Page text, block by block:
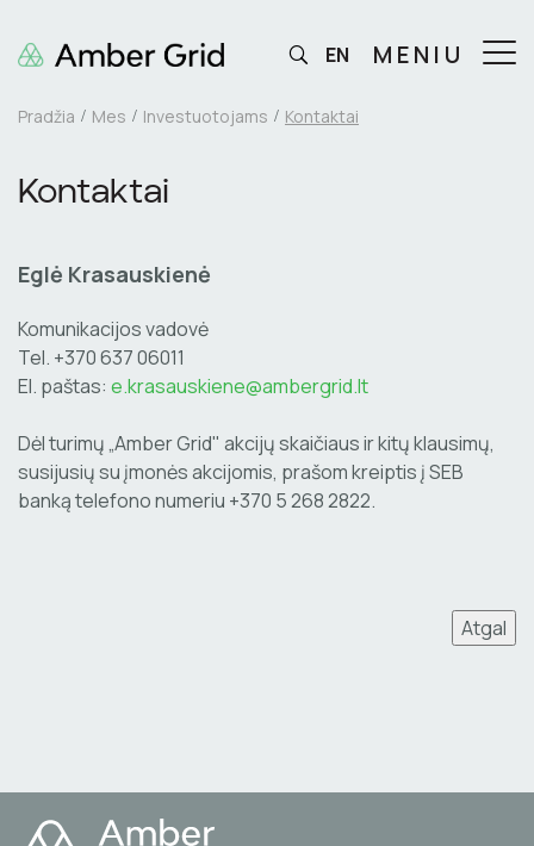
Pradžia Mes Investuotojams Kontaktai
Kontaktai
Eglė Krasauskienė
Komunikacijos vadovė
Tel. +370 637 06011
El. paštas: e.krasauskiene@ambergrid.lt
Dėl turimų „Amber Grid" akcijų skaičiaus ir kitų klausimų,
susijusių su įmonės akcijomis, prašom kreiptis į SEB
banką telefono numeriu +370 5 268 2822.
Atgal
EN MENIU